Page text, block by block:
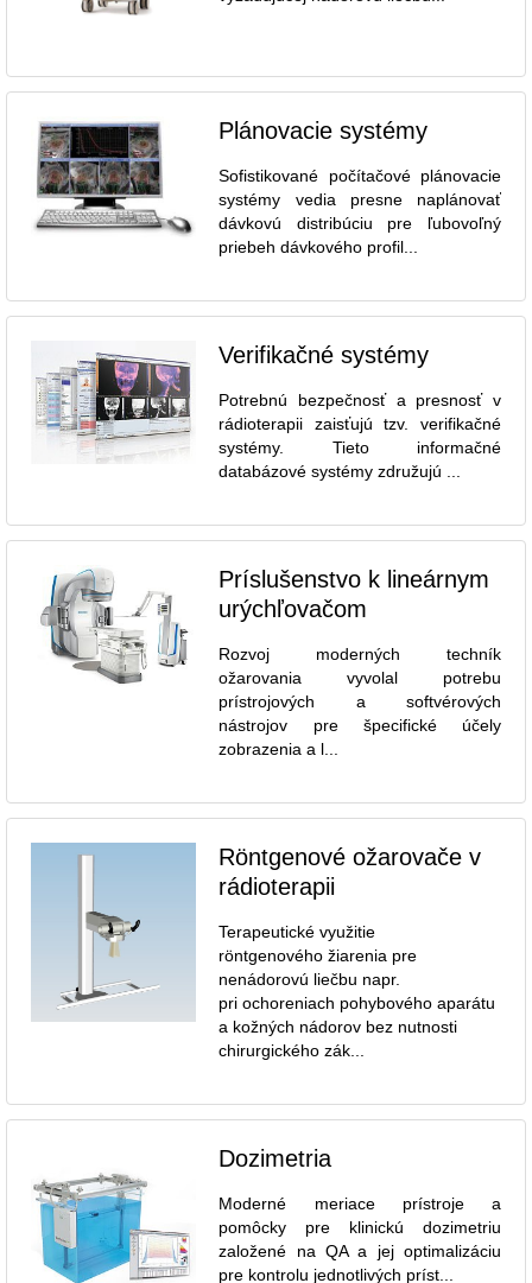
Plánovacie systémy
Sofistikované počítačové plánovacie
systémy vedia presne naplánovať
dávkovú distribúciu pre ľubovoľný
priebeh dávkového profil...
Verifikačné systémy
Potrebnú bezpečnosť a presnosť v
rádioterapii zaisťujú tzv. verifikačné
systémy. Tieto informačné
databázové systémy združujú ...
Príslušenstvo k lineárnym
urýchľovačom
Rozvoj moderných techník
ožarovania vyvolal potrebu
prístrojových a softvérových
nástrojov pre špecifické účely
zobrazenia a l...
Röntgenové ožarovače v
rádioterapii
Terapeutické využitie
röntgenového žiarenia pre
nenádorovú liečbu napr.
pri ochoreniach pohybového aparátu
a kožných nádorov bez nutnosti
chirurgického zák...
Dozimetria
Moderné meriace prístroje a
pomôcky pre klinickú dozimetriu
založené na QA a jej optimalizáciu
pre kontrolu jednotlivých príst...